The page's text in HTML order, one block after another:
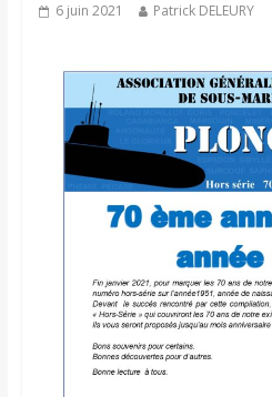
6 juin 2021 Patrick DELEURY